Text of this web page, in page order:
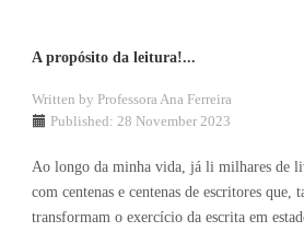
A propósito da leitura!...
Written by Professora Ana Ferreira
Published: 28 November 2023
Ao longo da minha vida, já li milhares de
com centenas e centenas de escritores que,
transformam o exercício da escrita em